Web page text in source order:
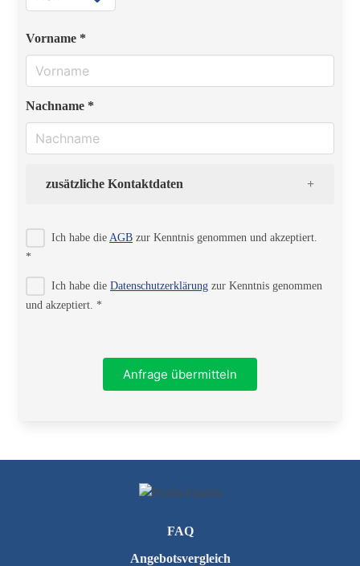
Vorname *
Nachname *
zusätzliche Kontaktdaten
Ich habe die AGB zur Kenntnis genommen und akzeptiert.
*
Ich habe die Datenschutzerklärung zur Kenntnis genommen
und akzeptiert. *
Anfrage übermitteln
FAQ
Angebotsvergleich